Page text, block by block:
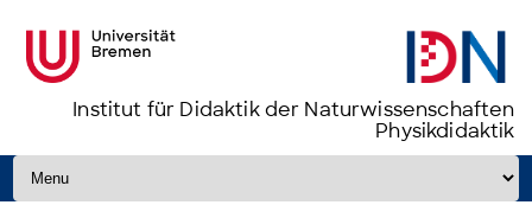
Institut für Didaktik der Naturwissenschaften
Physikdidaktik
Zum Inhalt springen